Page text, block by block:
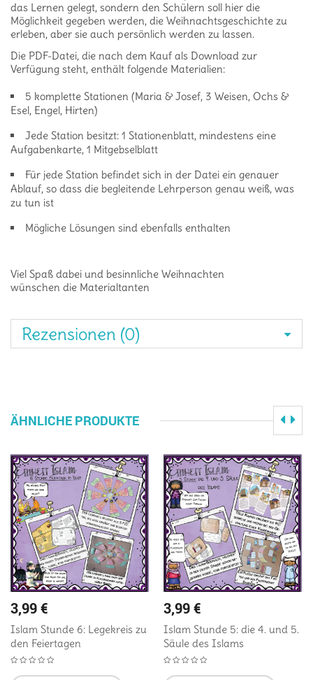
das Lernen gelegt, sondern den Schülern soll hier die
Möglichkeit gegeben werden, die Weihnachtsgeschichte zu
erleben, aber sie auch persönlich werden zu lassen.
Die PDF-Datei, die nach dem Kauf als Download zur
Verfügung steht, enthält folgende Materialien:
5 komplette Stationen (Maria & Josef, 3 Weisen, Ochs &
Esel, Engel, Hirten)
Jede Station besitzt: 1 Stationenblatt, mindestens eine
Aufgabenkarte, 1 Mitgebselblatt
Für jede Station befindet sich in der Datei ein genauer
Ablauf, so dass die begleitende Lehrperson genau weiß, was
zu tun ist
Mögliche Lösungen sind ebenfalls enthalten
Viel Spaß dabei und besinnliche Weihnachten
wünschen die Materialtanten
Rezensionen (0)
ÄHNLICHE PRODUKTE
3,99€
Islam Stunde 6: Legekreis zu
den Feiertagen
3,99€
Islam Stunde 5: die 4. und 5.
Säule des Islams